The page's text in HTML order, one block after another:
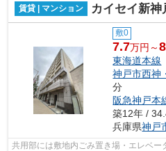
賃貸 | マンション カイセイ新神
敷0
7.7万円～8
東海道本線
神戸市西神
分
阪急神戸本
築12年 /
兵庫県神戸
共用部には敷地内ごみ置き場・エレベー